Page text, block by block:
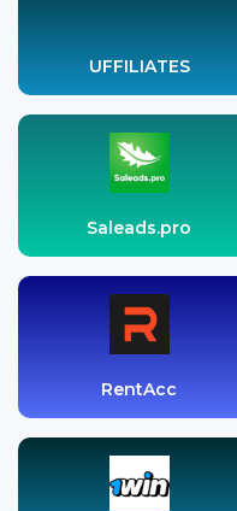
UFFILIATES
Saleads.pro
RentAcc